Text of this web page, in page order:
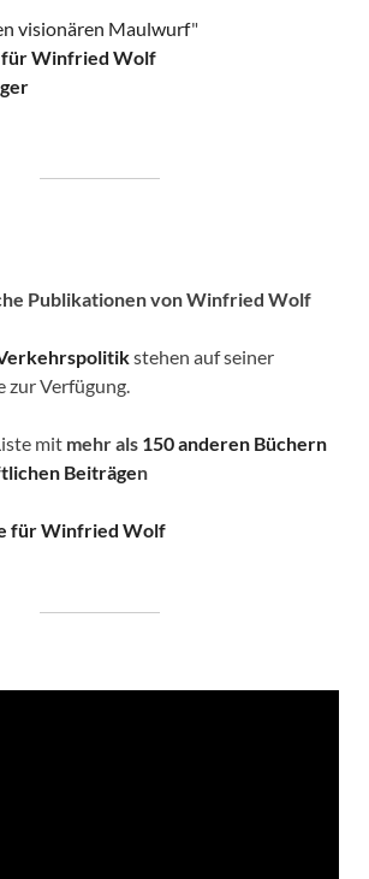
visionären Maulwurf"
für Winfried Wolf
Publikationen von Winfried Wolf
stehen auf seiner
zur Verfügung.
mit mehr als 150 anderen Büchern
Beiträgen
für Winfried Wolf